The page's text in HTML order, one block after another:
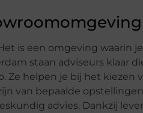
is een omgeving waarin
staan adviseurs klaar
helpen je bij het kiezen
van bepaalde
advies. Dankzij